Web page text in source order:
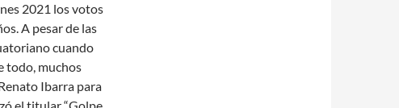
2021 los votos
A pesar de las
cuando
todo, muchos
Ibarra para